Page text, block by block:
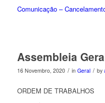
Comunicação –
Assembleia
16 Novembro, 2020 / in Geral / by
ORDEM DE TRABALHOS